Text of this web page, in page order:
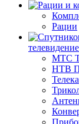
Рации
МТС
НТВ